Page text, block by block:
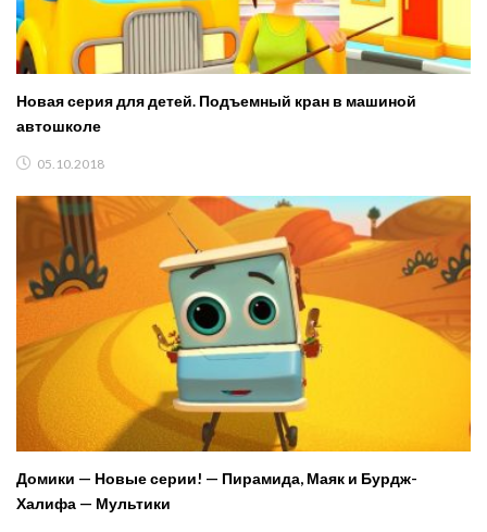
Новая серия для детей. Подъемный кран в машиной
автошколе
05.10.2018
Домики — Новые серии! — Пирамида, Маяк и Бурдж-
Халифа — Мультики